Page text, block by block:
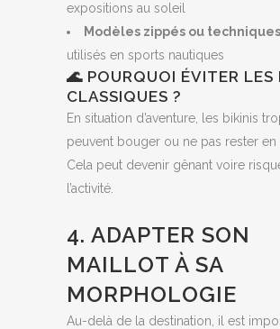
expositions au soleil
Modèles zippés ou techniques
utilisés en sports nautiques
🌊 POURQUOI ÉVITER LES
CLASSIQUES ?
En situation d’aventure, les bikinis
peuvent bouger ou ne pas rester en
Cela peut devenir gênant voire
l’activité.
4. ADAPTER SON
MAILLOT À SA
MORPHOLOGIE
Au-delà de la destination, il est